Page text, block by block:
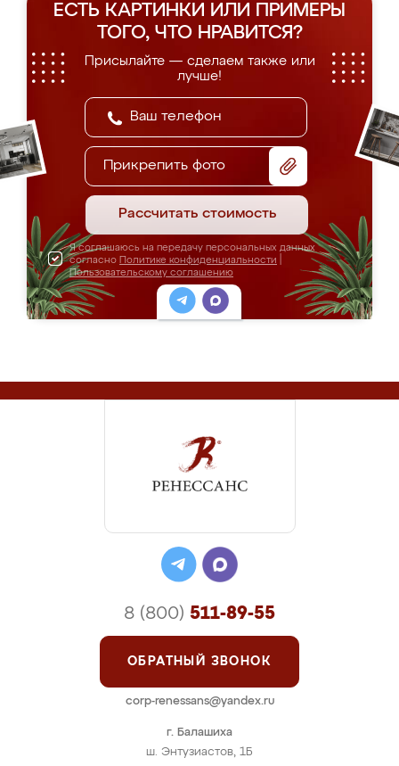
ЕСТЬ КАРТИНКИ ИЛИ ПРИМЕРЫ
ТОГО, ЧТО НРАВИТСЯ?
Присылайте — сделаем также или
лучше!
Прикрепить фото
Рассчитать стоимость
Я соглашаюсь на передачу персональных данных
согласно Политике конфиденциальности
Пользовательскому соглашению
г. Балашиха
ш. Энтузиастов, 1Б
8 (800) 511-89-55
ОБРАТНЫЙ ЗВОНОК
corp-renessans@yandex.ru